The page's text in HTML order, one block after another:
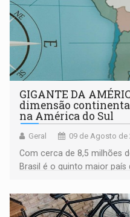
GIGANTE DA
dimensão
na América do Sul
Geral 09 de Agosto de
Com cerca de 8,5 milhões
Brasil é o quinto maior